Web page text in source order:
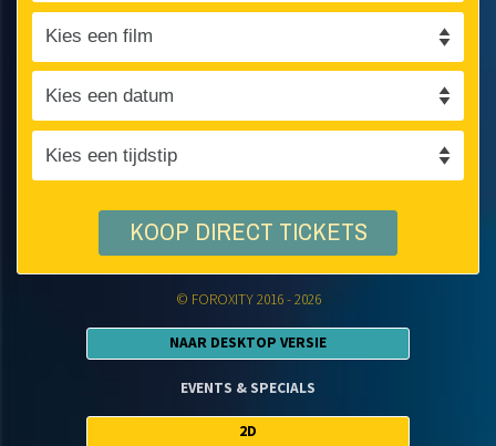
KOOP DIRECT TICKETS
© FOROXITY 2016 - 2026
NAAR DESKTOP VERSIE
EVENTS & SPECIALS
2D